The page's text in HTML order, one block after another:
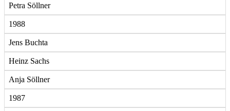
Petra Söllner
1988
Jens Buchta
Heinz Sachs
Anja Söllner
1987